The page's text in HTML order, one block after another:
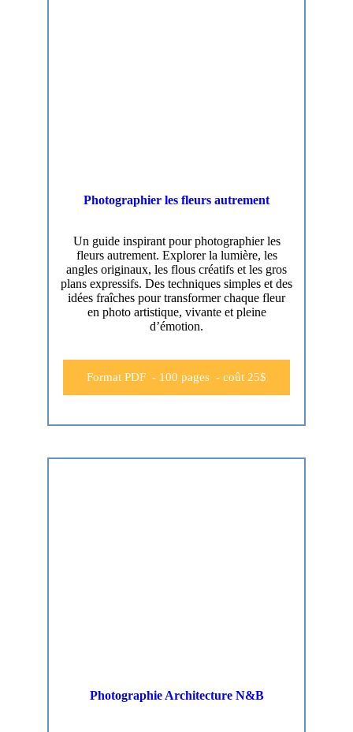
Photographier les fleurs autrement
Un guide inspirant pour photographier les
fleurs autrement. Explorer la lumière, les
angles originaux, les flous créatifs et les gros
plans expressifs. Des techniques simples et des
idées fraîches pour transformer chaque fleur
en photo artistique, vivante et pleine
d’émotion.
Format PDF - 100 pages - coût 25$
Photographie Architecture N&B